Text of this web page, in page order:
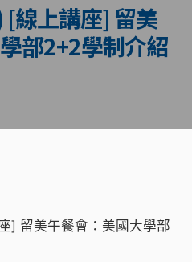
線上講座] 留美
部2+2學制介紹
] 留美午餐會：美國大學部